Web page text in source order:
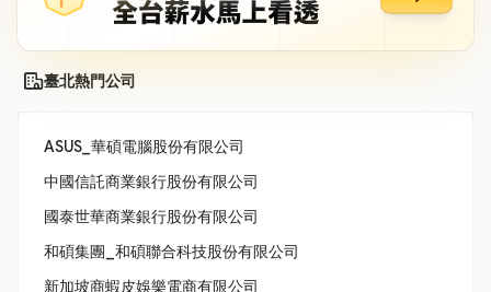
臺北熱門公司
ASUS_華碩電腦股份有限公司
中國信託商業銀行股份有限公司
國泰世華商業銀行股份有限公司
和碩集團_和碩聯合科技股份有限公司
新加坡商蝦皮娛樂電商有限公司